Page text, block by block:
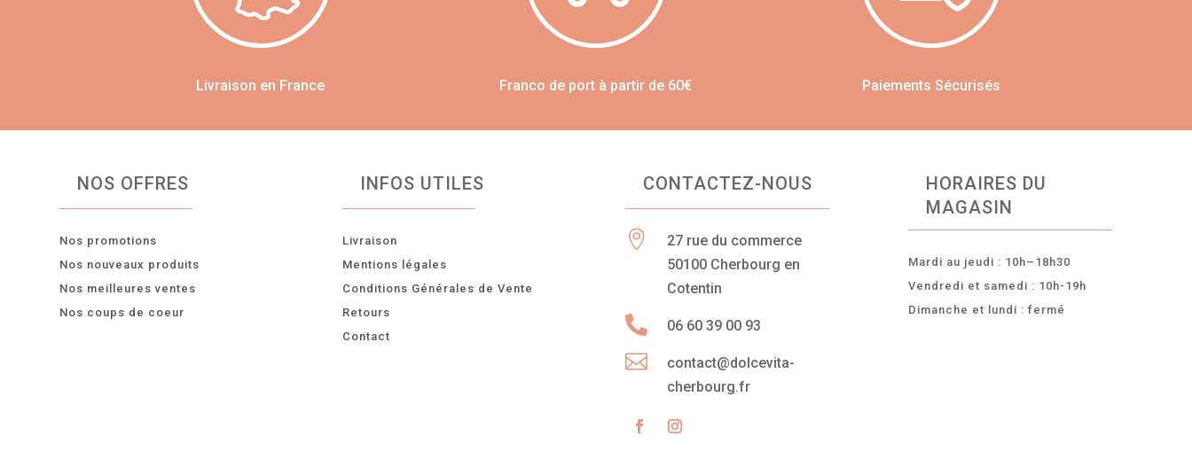
Livraison en France Franco de port à partir de 60€ Paiements Sécurisés
NOS OFFRES
Nos promotions
Nos nouveaux produits
Nos meilleures ventes
Nos coups de coeur
INFOS UTILES
Livraison
Mentions légales
Conditions Générales de Vente
Retours
Contact
CONTACTEZ-NOUS

27 rue du commerce
50100 Cherbourg en
Cotentin
 06 60 39 00 93

contact@dolcevita-
cherbourg.fr
HORAIRES DU
MAGASIN
Mardi au jeudi : 10h–18h30
Vendredi et samedi : 10h-19h
Dimanche et lundi : fermé